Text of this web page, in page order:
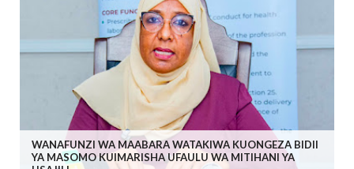
WANAFUNZI WA MAABARA WATAKIWA KUONGEZA BIDII
YA MASOMO KUIMARISHA UFAULU WA MITIHANI YA